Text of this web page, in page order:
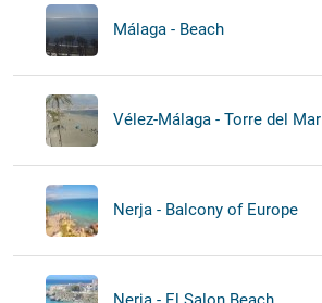
Málaga - Beach
Vélez-Málaga - Torre del Mar
Nerja - Balcony of Europe